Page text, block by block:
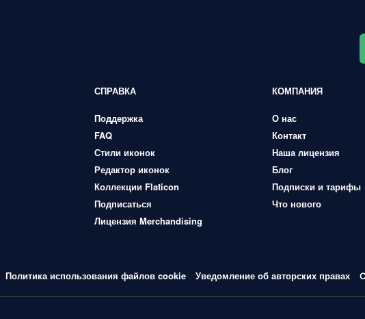
СПРАВКА
Поддержка
FAQ
Стили иконок
Редактор иконок
Коллекции Flaticon
Подписаться
Лицензия Merchandising
КОМПАНИЯ
О нас
Контакт
Наша лицензия
Блог
Подписки и тарифы
Что нового
Политика использования файлов cookie Уведомление об авторских правах